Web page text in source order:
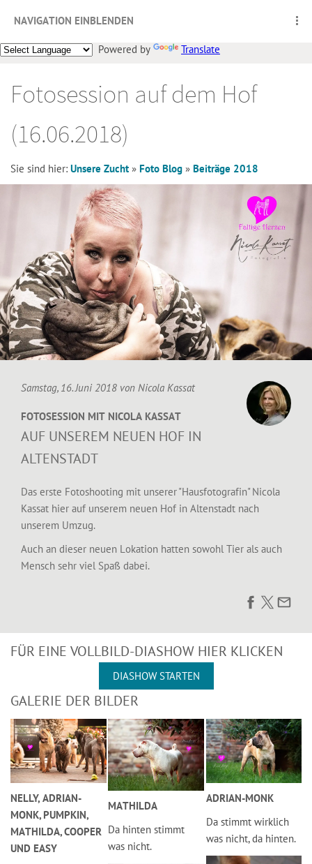
NAVIGATION EINBLENDEN
Powered by Translate
Fotosession auf dem Hof
(16.06.2018)
Sie sind hier: Unsere Zucht » Foto Blog » Beiträge 2018
Samstag, 16. Juni 2018 von Nicola Kassat
FOTOSESSION MIT NICOLA KASSAT
AUF UNSEREM NEUEN HOF IN
ALTENSTADT
Das erste Fotoshooting mit unserer "Hausfotografin"Nicola
Kassat hier auf unserem neuen Hof in Altenstadt nach
unserem Umzug.
Auch an dieser neuen Lokation hatten sowohl Tier als auch
Mensch sehr viel Spaß dabei.
FÜR EINE VOLLBILD-DIASHOW HIER KLICKEN
DIASHOW STARTEN
GALERIE DER BILDER
NELLY, ADRIAN-
MONK, PUMPKIN,
MATHILDA, COOPER
UND EASY
MATHILDA
Da hinten stimmt
was nicht.
ADRIAN-MONK
Da stimmt wirklich
was nicht, da hinten.